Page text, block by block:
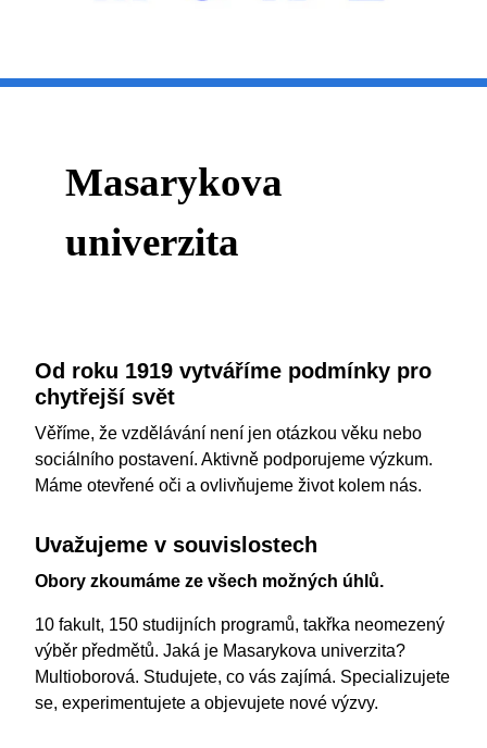
Masarykova
univerzita
Od roku 1919 vytváříme podmínky pro
chytřejší svět
Věříme, že vzdělávání není jen otázkou věku nebo
sociálního postavení. Aktivně podporujeme výzkum.
Máme otevřené oči a ovlivňujeme život kolem nás.
Uvažujeme v souvislostech
Obory zkoumáme ze všech možných úhlů.
10 fakult, 150 studijních programů, takřka neomezený
výběr předmětů. Jaká je Masarykova univerzita?
Multioborová. Studujete, co vás zajímá. Specializujete
se, experimentujete a objevujete nové výzvy.